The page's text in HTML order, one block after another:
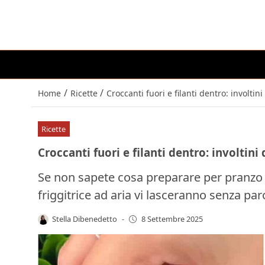
Home / Ricette / Croccanti fuori e filanti dentro:
Ricette
Croccanti fuori e filanti dentro: involtini
Se non sapete cosa preparare per
friggitrice ad aria vi lasceranno senza
Stella Dibenedetto - 8 Settembre 2025